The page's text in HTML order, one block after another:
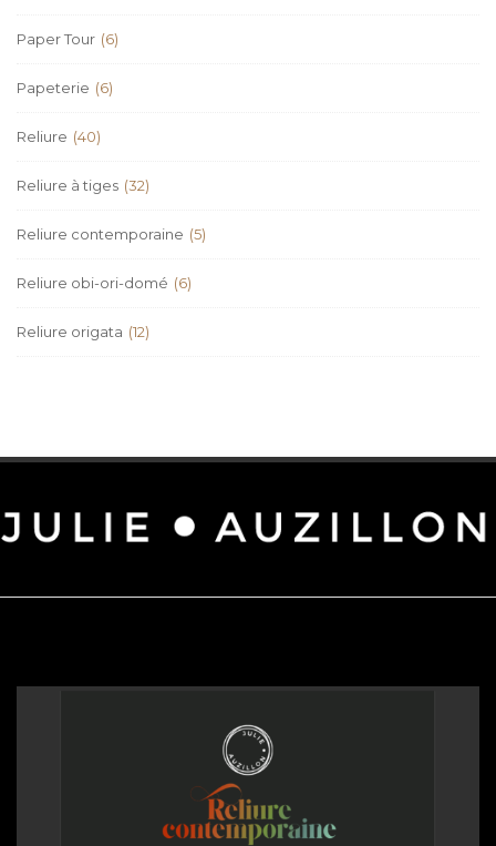
Paper Tour (6)
Papeterie (6)
Reliure (40)
Reliure à tiges (32)
Reliure contemporaine (5)
Reliure obi-ori-domé (6)
Reliure origata (12)